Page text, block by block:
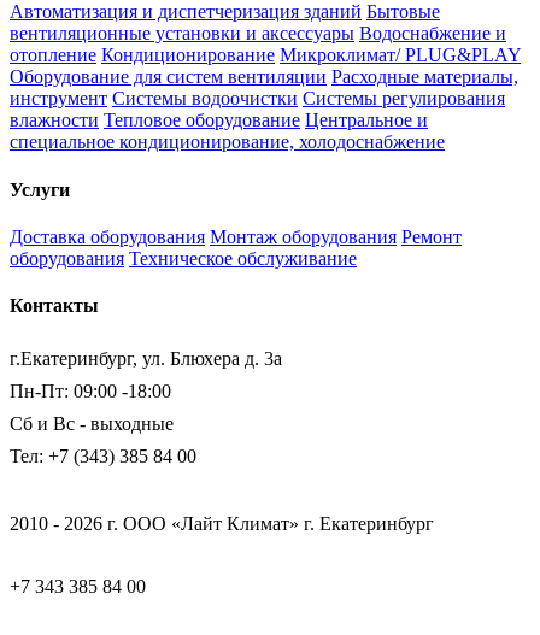
Автоматизация и диспетчеризация зданий Бытовые
вентиляционные установки и аксессуары Водоснабжение и
отопление Кондиционирование Микроклимат/ PLUG&PLAY
Оборудование для систем вентиляции Расходные материалы,
инструмент Системы водоочистки Системы регулирования
влажности Тепловое оборудование Центральное и
специальное кондиционирование, холодоснабжение
Услуги
Доставка оборудования Монтаж оборудования Ремонт
оборудования Техническое обслуживание
Контакты
г.Екатеринбург, ул. Блюхера д. 3а
Пн-Пт: 09:00 -18:00
Сб и Вс - выходные
Тел: +7 (343) 385 84 00
2010 - 2026 г. ООО «Лайт Климат» г. Екатеринбург
+7 343 385 84 00